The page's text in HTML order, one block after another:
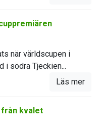
när världscupen i
i södra Tjeckien...
Läs mer
från kvalet